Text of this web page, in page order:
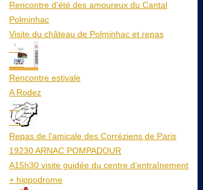
Rencontre d'été des amoureux du Cantal
Polminhac
Visite du château de Polminhac et repas
12
Aoû
Rencontre estivale
A Rodez
23
Aoû
Repas de l'amicale des Corréziens de Paris
19230 ARNAC POMPADOUR
A15h30 visite guidée du centre d’entraînement
+ hippodrome